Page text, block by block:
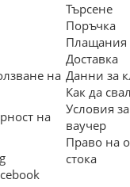
на
на
Търсене
Поръчка
Плащания
Доставка
Данни за
Как да
Условия
ваучер
Право на
стока